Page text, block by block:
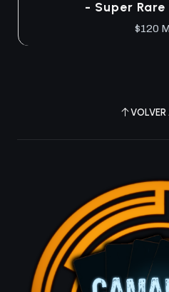
- Super
$120
VOLVER